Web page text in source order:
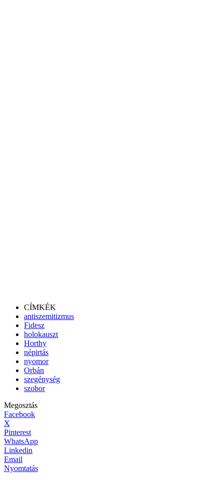
CÍMKÉK
antiszemitizmus
Fidesz
holokauszt
Horthy
népirtás
nyomor
Orbán
szegénység
szobor
Megosztás
Facebook
X
Pinterest
WhatsApp
Linkedin
Email
Nyomtatás